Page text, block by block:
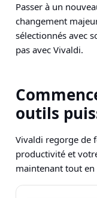
Passer à un
changement
sélectionnés avec
pas avec Vivaldi.
outils
Vivaldi regorge de
productivité et
maintenant tout